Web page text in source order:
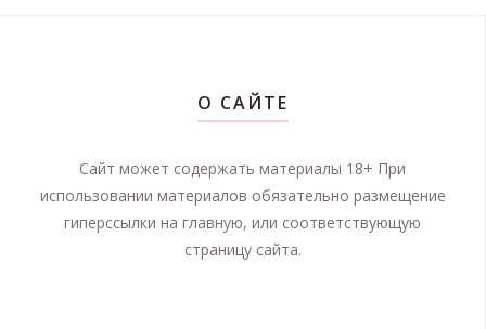
О САЙТЕ
Сайт может содержать материалы 18+ При
использовании материалов обязательно размещение
гиперссылки на главную, или соответствующую
страницу сайта.